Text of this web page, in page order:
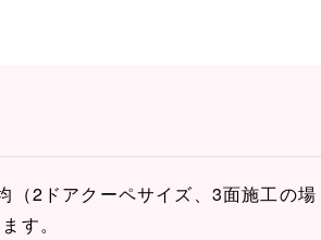
（2ドアクーペサイズ、3面施工の場
す。